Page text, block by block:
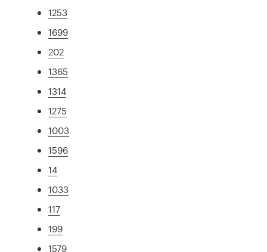
1253
1699
202
1365
1314
1275
1003
1596
14
1033
117
199
1579